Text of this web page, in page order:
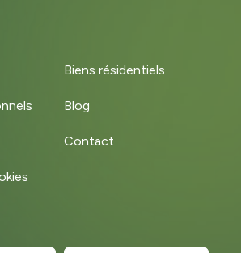
Biens résidentiels
Blog
Contact